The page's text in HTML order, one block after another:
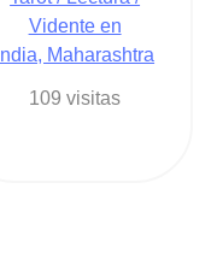
Vidente en
India, Maharashtra
109 visitas